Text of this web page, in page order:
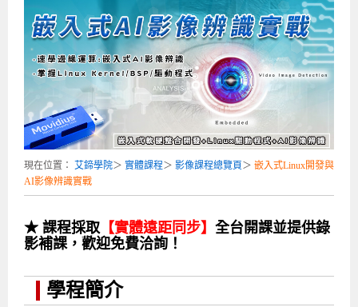
儲備講師計劃
最新補助課程
師資介紹
開發板介紹
環境設備
最新職缺
艾鍗新聞
獲獎與榮耀
交通資訊
課程說明會
政府補助職訓說明會
嵌入式Linux開發系列課程
[學程] 嵌入式Linux開發實務
Linux系統建置實務
Linux系統程式設計
Linux驅動程式設計實戰
ARM Boot Loader設計
Linux Socket網路程式設計
Raspberry Pi之Python程式設計硬體控制
MCU韌體設計系列課程
ARM MCU單晶片韌體開發
USB韌體設計
STM32嵌入式開發實戰
[學程]MCU韌體設計實戰
TI MSP430微控制器開發
生醫感測器整合設計班
穿戴式裝置應用開發
硬體/IC設計系列課程
全能電路設計實戰班
FPGA 數位IC設計實戰
感測電路設計與應用
Allegro/PCB Layout設計
工業電子丙級輔導考照課程
AI人工智慧系列課程
iPAS AI應用規劃師能力鑑定課程
AI深度學習與影像辨識實戰
AI雲端原生與MLOps自動化實務
AI機器學習與深度學習實戰班
AI課程總覽頁
iPAS經濟部產業人才能力鑑定
iPAS AI應用規劃師能力鑑定
iPAS AIoT 應用工程師(物聯網類)
iPAS巨量資料分析師
Web及雲端系列課程
Kubernetes雲原生實戰班
AI雲端原生與MLOps自動化實務
Web全端開發應用班
物聯網開發系列課程
[學程]物聯網整合開發實戰
5G技術-SDN與Mininet實作
5G-SDN通訊系列課程
ROS機器人自走車系統開發應用
電腦視覺與影像處理課程
熱門課程
讓 AI 成為你的數位同事
AI雲端原生與MLOps自動化實務
n8n 零基礎工作自動化實戰班
Vibe Coding：AI 協作全端開發實戰班
iPAS AI應用規劃師能力鑑定課程
數位課程總覽
嵌入式Linux開發系列
嵌入式Linux學程(數位豪華版)
Linux系統程式設計
Linux驅動程式
ARM Boot Loader
使用C語言控制Raspberry Pi
Raspberry Pi 開發入門
MCU韌體開發系列
MCU韌體設計
Python硬體控制-Pi Pico物聯網實作
Edge AI與Pi Pico實作應用
AI邊緣運算實作TensorFlow Lite for MCU
AI人工智慧系列課程
iPAS AI應用規劃師能力鑑定課程
Vibe Coding：AI協作全端開發
生成式AI能力認證
Python機器學習與深度學習
Web及雲端系列課程
kubernetes雲原生實戰班
AI雲端原生與MLOps自動化實務
IoT物聯網開發系列
物聯網整合開發與應用
iPAS AIoT應用工程師(物聯網類)
iPAS產業人才能力鑑定系列
iPAS AIoT應用工程師(物聯網類)
高中生升學超前部署課程總覽
程式語言系列
補助專班
待業青年職訓課程(29歲以下)
Kubernetes工程師養成班
[假日班]AI邊緣運算實作TensorFlow Lite for MCU
[假日班]物聯網資訊安全實務
更多...
企業服務
企業教育訓練
企業儲值優惠方案
艾鍗企業VIP會員
企業徵才
研發設計服務
電腦教室租借服務[台北]
研討活動
學員專區
會員優惠
學員見證
資訊專區
廠商求才
學員常見問題
最新成果展
前進校園
校園巡迴講座
研發實習生計畫
青少年AI人工智慧實作班[高中生]
會員優惠
現在位置： 艾鍗學院＞ 實體課程＞ 影像課程總覽頁＞ 嵌入式Linux開發與
AI影像辨識實戰
★ 課程採取 【實體遠距同步】 全台開課並提供錄
影補課，歡迎免費洽詢！
學程簡介